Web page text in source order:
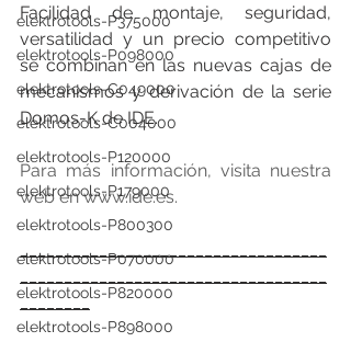
elektrotools-P375000
elektrotools-P098000
elektrotools-C049000
elektrotools-C004000
elektrotools-P120000
elektrotools-P179000
elektrotools-P800300
elektrotools-P070000
elektrotools-P820000
elektrotools-P898000
Facilidad de montaje, seguridad,
versatilidad y un precio competitivo
se combinan en las nuevas cajas de
mecanismos y derivación de la serie
Domos-K de IDE.
Para más información, visita nuestra
web en www.ide.es.
___________________________________
________